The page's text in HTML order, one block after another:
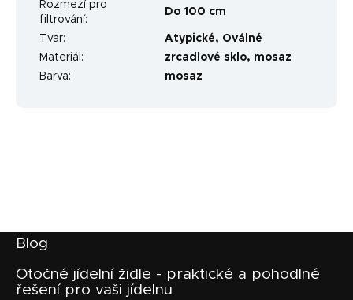
Rozmezí pro
filtrování:
Do 100 cm
Tvar: Atypické, Oválné
Materiál :
zrcadlové sklo, mosaz
Barva: mosaz
Blog
Otočné jídelní židle - praktické a pohodlné
řešení pro vaši jídelnu